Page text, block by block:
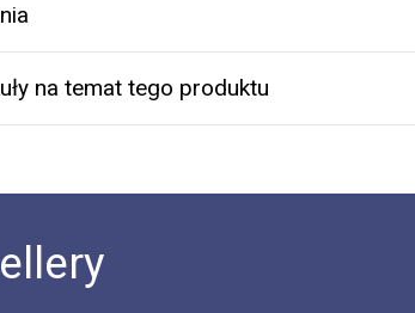
na temat tego produktu